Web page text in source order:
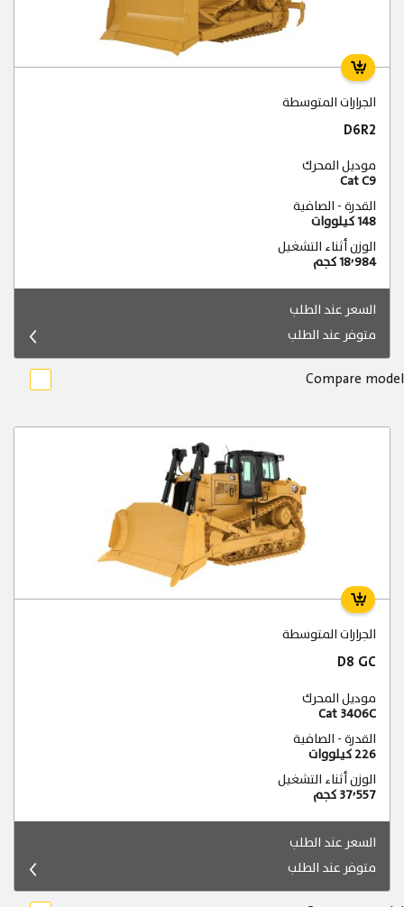
الجرارات المتوسطة
D6R2
موديل المحرك
Cat C9
القدرة - الصافية
148 كيلووات
الوزن أثناء التشغيل
18٬984 كجم
السعر عند الطلب
متوفر عند الطلب
Compare model
الجرارات المتوسطة
D8 GC
موديل المحرك
Cat 3406C
القدرة - الصافية
226 كيلووات
الوزن أثناء التشغيل
37٬557 كجم
السعر عند الطلب
متوفر عند الطلب